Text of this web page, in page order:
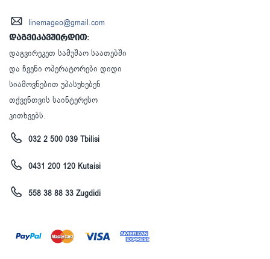
linemageo@gmail.com
დაგვიკავშირდით:
დაგვირეკეთ სამუშაო საათებში
და ჩვენი ოპერატორები დიდი
სიამოვნებით უპასუხებენ
თქვენთვის საინტერესო
კითხვებს.
032 2 500 039 Tbilisi
0431 200 120 Kutaisi
558 38 88 33 Zugdidi